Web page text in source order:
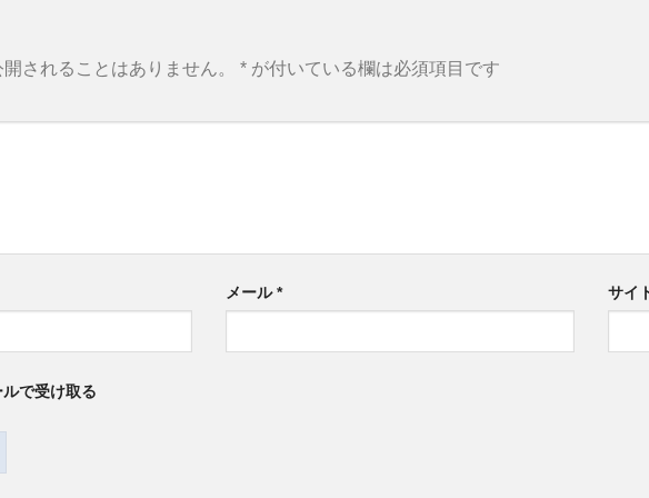
されることはありません。 * が付いている欄は必須項目です
メール* サイ
で受け取る